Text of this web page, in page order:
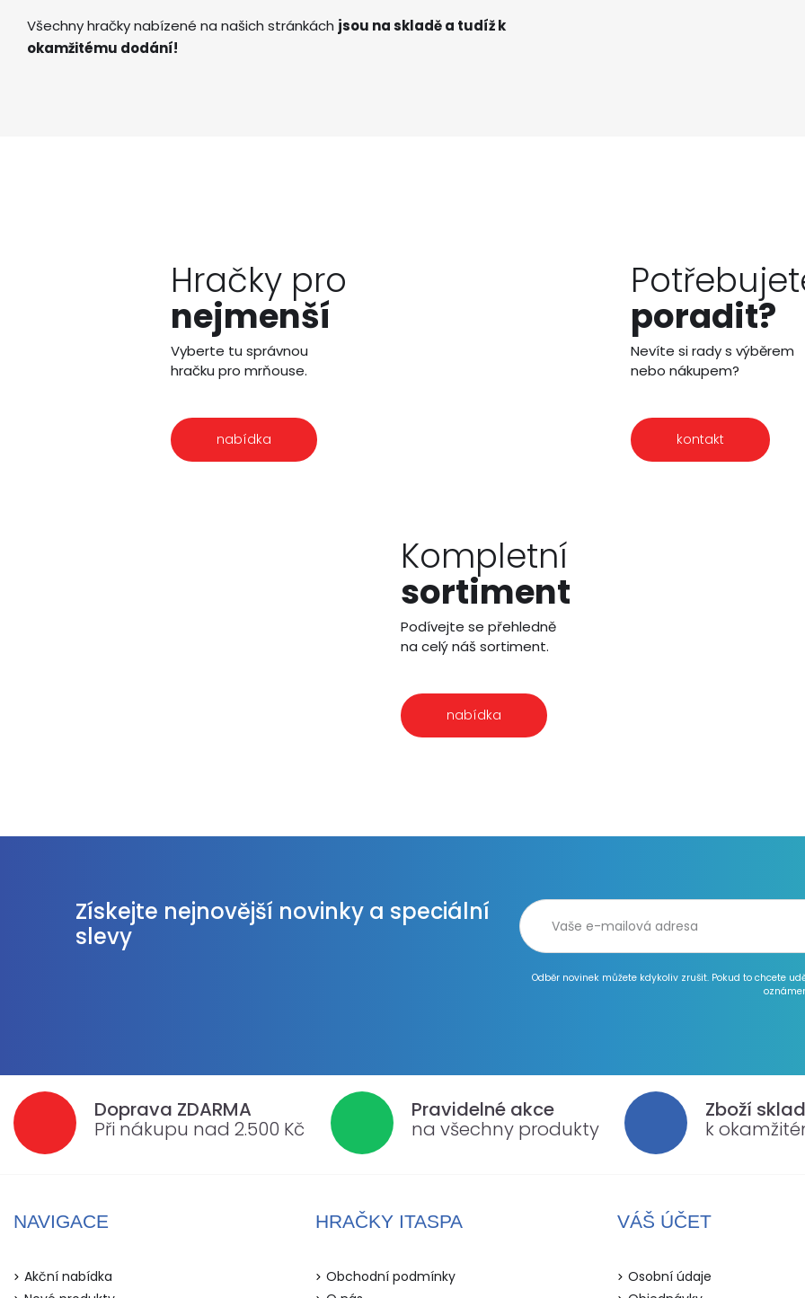
Všechny hračky nabízené na našich stránkách jsou na skladě a tudíž k
okamžitému dodání!
Hračky pro
nejmenší
Vyberte tu správnou
hračku pro mrňouse.
nabídka
poradit?
Nevíte si rady s výběrem
nebo nákupem?
kontakt
Kompletní
sortiment
Podívejte se přehledně
na celý náš sortiment.
nabídka
Získejte nejnovější novinky a speciální
slevy
Odběr novinek můžete kdykoliv zrušit. Pokud to chcete
Doprava ZDARMA
Při nákupu nad 2.500 Kč
Pravidelné akce
na všechny produkty
Zboží
k
NAVIGACE
Akční nabídka
HRAČKY ITASPA
Obchodní podmínky
VÁŠ ÚČET
Osobní údaje